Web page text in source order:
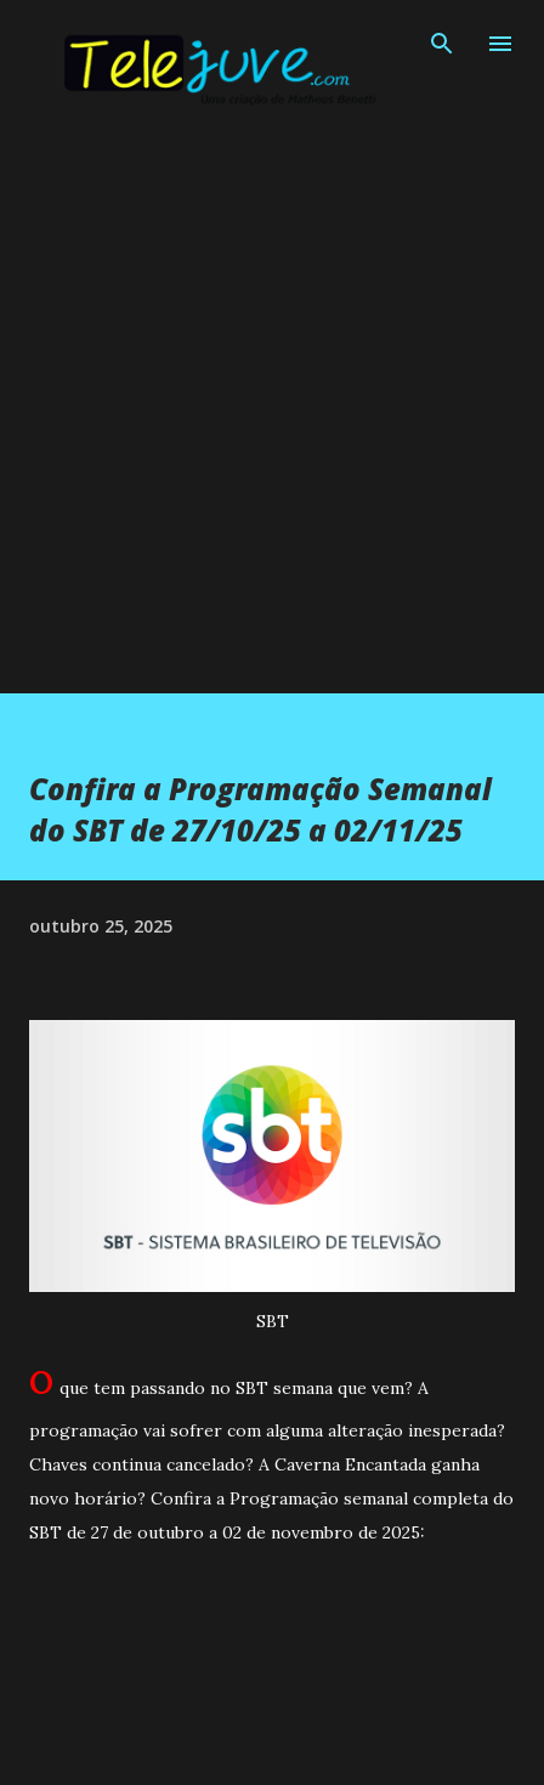
Confira a Programação Semanal
do SBT de 27/10/25 a 02/11/25
outubro 25, 2025
SBT
O que tem passando no SBT semana que vem? A
programação vai sofrer com alguma alteração inesperada?
Chaves continua cancelado? A Caverna Encantada ganha
novo horário? Confira a Programação semanal completa do
SBT de 27 de outubro a 02 de novembro de 2025: